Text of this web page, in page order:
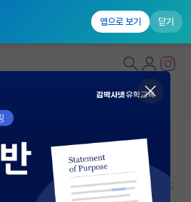
앱으로 보기 닫기
모집